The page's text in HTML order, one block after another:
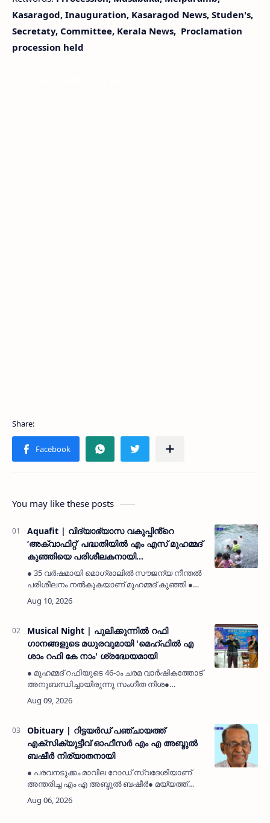
Kasaragod, Inauguration, Kasaragod News, Studen's,
Secretaty, Committee, Kerala News, Proclamation
procession held
You may like these posts
Aquafit | വിദ്യാഭ്യാസ വകുപ്പിൻ്റെ
‘അക്വാഫിറ്റ്’ പദ്ധതിയിൽ എം എസ് മുഹമ്മദ്
കുഞ്ഞിയെ പരിശീലകനായി
നിയമിക്കണമെന്ന് മൊഗ്രാൽ ദേശീയവേദി
● 35 വർഷമായി മൊഗ്രാലിൽ സൗജന്യ നീന്തൽ
പരിശീലനം നൽകുകയാണ് മുഹമ്മദ് കുഞ്ഞി ●
വിദ്യാഭ്യാസ മന്ത്രി അഡ്വ. എൻ ശംസുദ്ദീന്
മൊഗ്രാൽ ദേശീയവേദി ഭാരവാഹികൾ നിവേദനം
Musical Night | പുലിക്കുന്നിൽ റഫി
ഗാനങ്ങളുടെ മധുരവുമായി 'മെഹ്ഫിൽ എ
ശാം റഫി കേ നാം' ശ്രദ്ധേയമായി
● മുഹമ്മദ് റഫിയുടെ 46-ാം ചരമ വാർഷികത്തോട്
അനുബന്ധിച്ചായിരുന്നു സംഗീത നിശ●
ഔപചാരിക ഉദ്ഘാടനമോ സ്വാഗത ഭാഷണമോ
ഇല്ലാതെയാണ് പരിപാടി നടന്നത് കാസർകോട്:
Obituary | റിട്ടയർഡ് പഞ്ചായത്ത്
എക്സിക്യുട്ടീവ് ഓഫീസർ എം എ അബ്ദുൽ
ബഷീർ നിര്യാതനായി
● പരവനടുക്കം മാവില റോഡ് സ്വദേശിയാണ്
അന്തരിച്ച എം എ അബ്ദുൽ ബഷീർ● മയ്യത്ത്
ചെമ്മനാട് ജുമാ മസ്ജിദ് ഖബർസ്ഥാനിൽ
ഖബറടക്കി.പരവനടുക്കം: (MyKasargodVartha)